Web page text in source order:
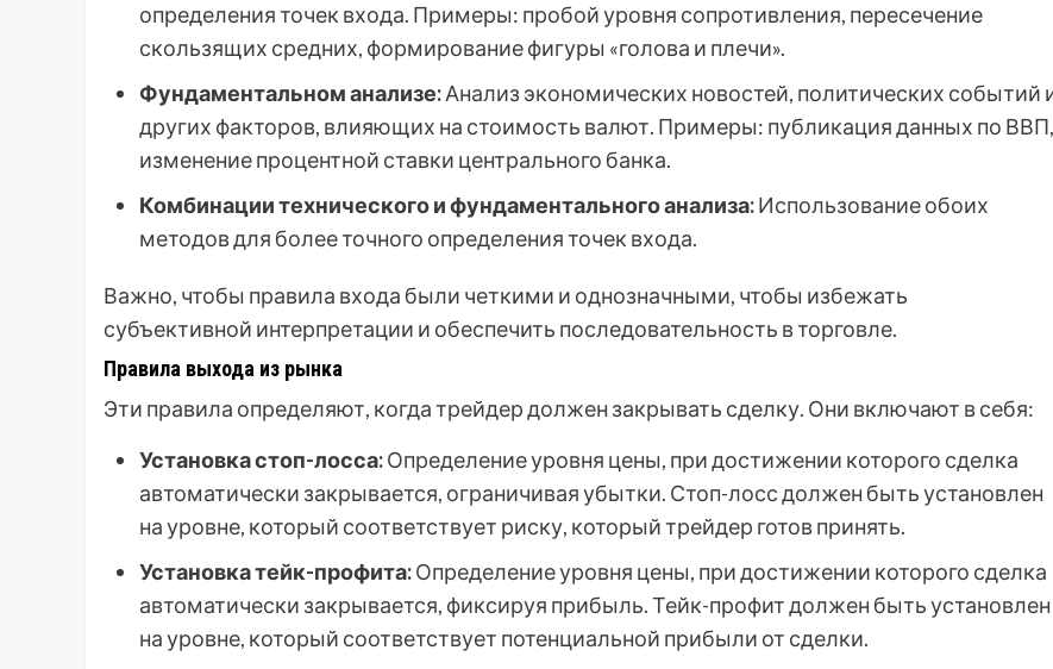
определения точек входа. Примеры: пробой уровня сопротивления, пересечение
скользящих средних, формирование фигуры «голова и плечи».
Фундаментальном анализе:Анализ экономических новостей, политических событий
других факторов, влияющих на стоимость валют. Примеры: публикация данных по ВВП,
изменение процентной ставки центрального банка.
Комбинации технического и фундаментального анализа:Использование обоих
методов для более точного определения точек входа.
Важно, чтобы правила входа были четкими и однозначными, чтобы избежать
субъективной интерпретации и обеспечить последовательность в торговле.
Правила выхода из рынка
Эти правила определяют, когда трейдер должен закрывать сделку. Они включают в себя:
Установка стоп-лосса:Определение уровня цены, при достижении которого сделка
автоматически закрывается, ограничивая убытки. Стоп-лосс должен быть установлен
на уровне, который соответствует риску, который трейдер готов принять.
Установка тейк-профита:Определение уровня цены, при достижении которого сделка
автоматически закрывается, фиксируя прибыль. Тейк-профит должен быть установлен
на уровне, который соответствует потенциальной прибыли от сделки.